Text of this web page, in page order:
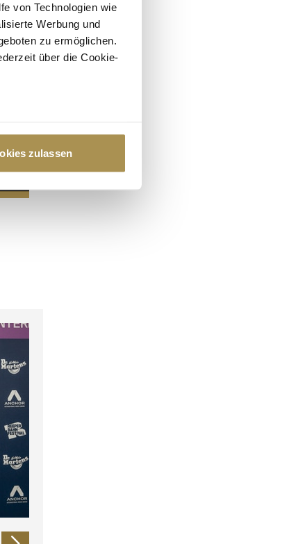
von Technologien wie
Werbung und
zu ermöglichen.
über die Cookie-
im
anbieten zu können
diese Informationen
Ihrer Nutzung
zulassen